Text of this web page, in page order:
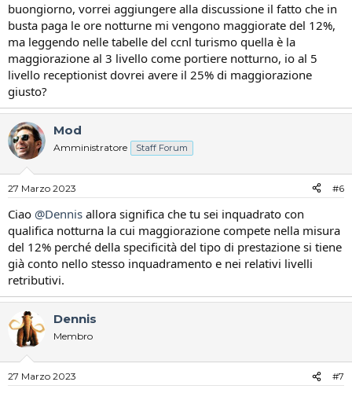
buongiorno, vorrei aggiungere alla discussione il fatto che in
busta paga le ore notturne mi vengono maggiorate del 12%,
ma leggendo nelle tabelle del ccnl turismo quella è la
maggiorazione al 3 livello come portiere notturno, io al 5
livello receptionist dovrei avere il 25% di maggiorazione
giusto?
Mod
Amministratore Staff Forum
27 Marzo 2023 #6
Ciao @Dennis allora significa che tu sei inquadrato con
qualifica notturna la cui maggiorazione compete nella misura
del 12% perché della specificità del tipo di prestazione si tiene
già conto nello stesso inquadramento e nei relativi livelli
retributivi.
Dennis
Membro
27 Marzo 2023 #7